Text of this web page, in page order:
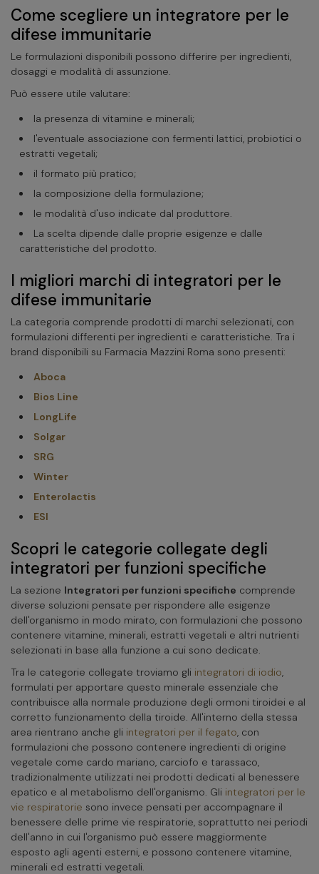
Come scegliere un integratore per le
difese immunitarie
Le formulazioni disponibili possono differire per ingredienti,
dosaggi e modalità di assunzione.
Può essere utile valutare:
la presenza di vitamine e minerali;
l'eventuale associazione con fermenti lattici, probiotici o
estratti vegetali;
il formato più pratico;
la composizione della formulazione;
le modalità d'uso indicate dal produttore.
La scelta dipende dalle proprie esigenze e dalle
caratteristiche del prodotto.
I migliori marchi di integratori per le
difese immunitarie
La categoria comprende prodotti di marchi selezionati, con
formulazioni differenti per ingredienti e caratteristiche. Tra i
brand disponibili su Farmacia Mazzini Roma sono presenti:
Aboca
Bios Line
LongLife
Solgar
SRG
Winter
Enterolactis
ESI
Scopri le categorie collegate degli
integratori per funzioni specifiche
La sezione Integratori per funzioni specifiche comprende
diverse soluzioni pensate per rispondere alle esigenze
dell'organismo in modo mirato, con formulazioni che possono
contenere vitamine, minerali, estratti vegetali e altri nutrienti
selezionati in base alla funzione a cui sono dedicate.
Tra le categorie collegate troviamo gli integratori di iodio,
formulati per apportare questo minerale essenziale che
contribuisce alla normale produzione degli ormoni tiroidei e al
corretto funzionamento della tiroide. All'interno della stessa
area rientrano anche gli integratori per il fegato, con
formulazioni che possono contenere ingredienti di origine
vegetale come cardo mariano, carciofo e tarassaco,
tradizionalmente utilizzati nei prodotti dedicati al benessere
epatico e al metabolismo dell'organismo. Gli integratori per le
vie respiratorie sono invece pensati per accompagnare il
benessere delle prime vie respiratorie, soprattutto nei periodi
dell'anno in cui l'organismo può essere maggiormente
esposto agli agenti esterni, e possono contenere vitamine,
minerali ed estratti vegetali.